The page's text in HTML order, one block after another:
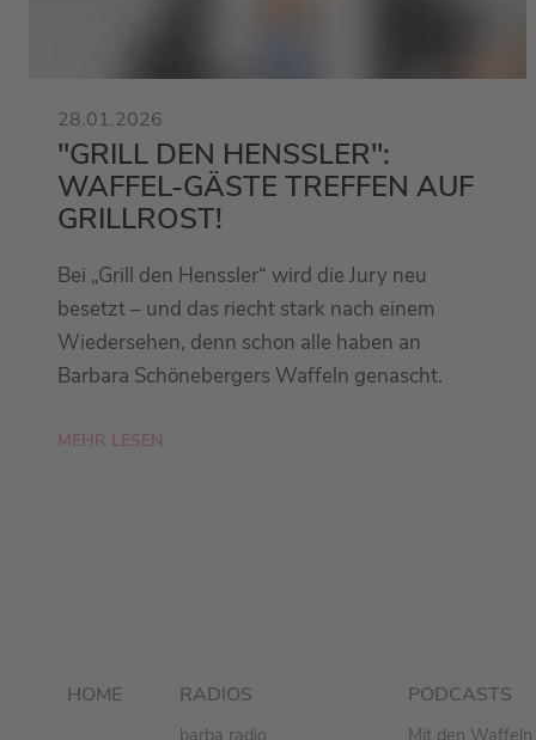
28.01.2026
"GRILL DEN HENSSLER":
WAFFEL-GÄSTE TREFFEN AUF
GRILLROST!
Bei „Grill den Henssler“ wird die Jury neu
besetzt – und das riecht stark nach einem
Wiedersehen, denn schon alle haben an
Barbara Schönebergers Waffeln genascht.
MEHR LESEN
HOME RADIOS PODCASTS